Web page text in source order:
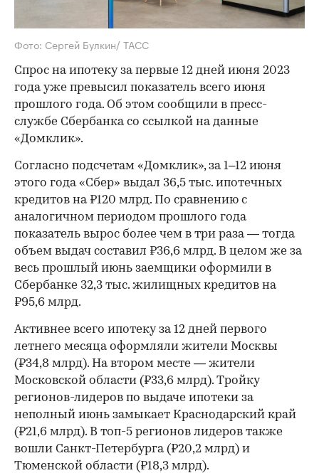
Фото: Сергей Булкин/ TACC
Спрос на ипотеку за первые 12 дней июня 2023
года уже превысил показатель всего июня
прошлого года. Об этом сообщили в пресс-
службе Сбербанка со ссылкой на данные
«Домклик».
Согласно подсчетам «Домклик», за 1–12 июня
этого года «Сбер» выдал 36,5 тыс. ипотечных
кредитов на ₽120 млрд. По сравнению с
аналогичном периодом прошлого года
показатель вырос более чем в три раза — тогда
объем выдач составил ₽36,6 млрд. В целом же за
весь прошлый июнь заемщики оформили в
Сбербанке 32,3 тыс. жилищных кредитов на
₽95,6 млрд.
Активнее всего ипотеку за 12 дней первого
летнего месяца оформляли жители Москвы
(₽34,8 млрд). На втором месте — жители
Московской области (₽33,6 млрд). Тройку
регионов-лидеров по выдаче ипотеки за
неполный июнь замыкает Краснодарский край
(₽21,6 млрд). В топ-5 регионов лидеров также
вошли Санкт-Петербурга (₽20,2 млрд) и
Тюменской области (₽18,3 млрд).